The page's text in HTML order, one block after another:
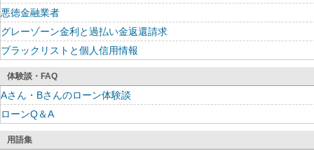
悪徳金融業者
グレーゾーン金利と過払い金返還請求
ブラックリストと個人信用情報
体験談・FAQ
Aさん・Bさんのローン体験談
ローンQ＆A
用語集